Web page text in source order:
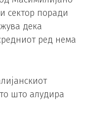
сектор поради
дека
ред нема
што алудира